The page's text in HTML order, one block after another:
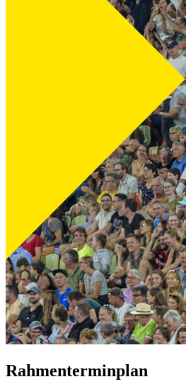
Rahmenterminplan